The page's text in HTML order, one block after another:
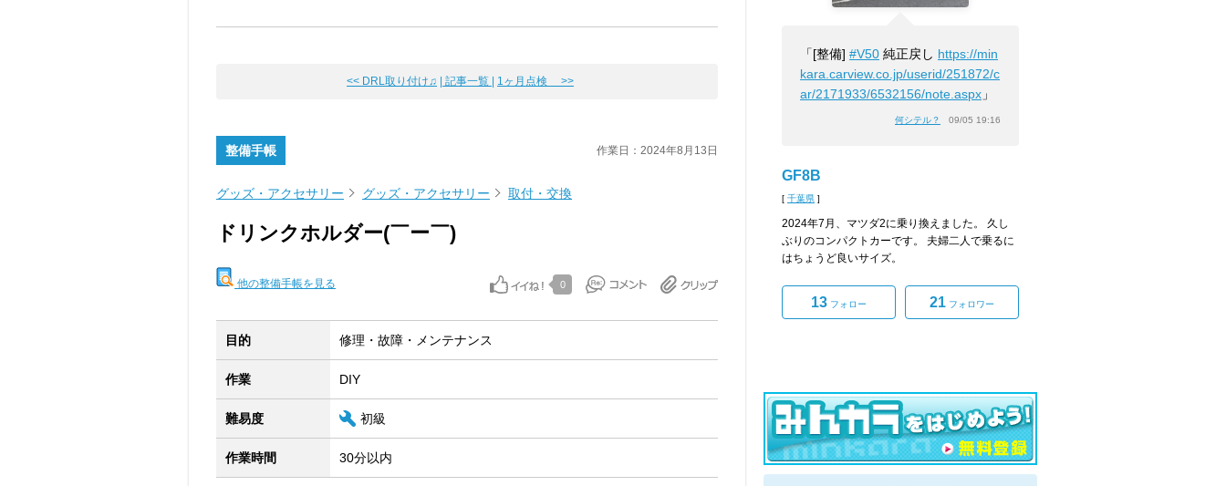
<< DRL取り付け♫ | 記事一覧 | 1ヶ月点検 >>
整備手帳 作業日：2024年8月13日
グッズ・アクセサリー グッズ・アクセサリー 取付・交換
ドリンクホルダー(￣ー￣)
他の整備手帳を見る 0
目的 修理・故障・メンテナンス
作業 DIY
難易度 初級
作業時間 30分以内
「[整備] #V50 純正戻し https://min
kara.carview.co.jp/userid/251872/c
ar/2171933/6532156/note.aspx 」
何シテル？ 09/05 19:16
GF8B
[ 千葉県 ]
2024年7月、マツダ2に乗り換えました。 久し
ぶりのコンパクトカーです。 夫婦二人で乗るに
はちょうど良いサイズ。
13 フォロー 21 フォロワー